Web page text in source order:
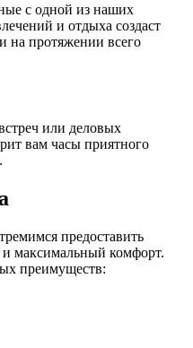
с одной из наших
и отдыха создаст
на протяжении всего
или деловых
вам часы приятного
предоставить
максимальный комфорт.
преимуществ: